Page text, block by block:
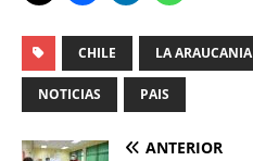
CHILE LA ARAUCANIA
NOTICIAS PAIS
ANTERIOR